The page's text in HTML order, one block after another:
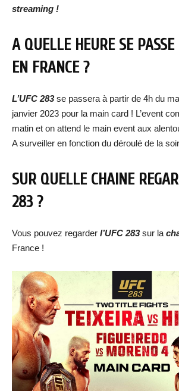
streaming !
A QUELLE HEURE SE PASSE
EN FRANCE ?
L’UFC 283se passera à partir de 4h du
janvier 2023 pour la main card ! L’event
matin et on attend le main event aux
A surveiller en fonction du déroulé de la
SUR QUELLE CHAINE
283 ?
Vous pouvez regarder l’UFC 283sur la
France !